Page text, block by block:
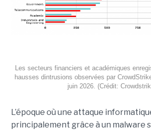
Les secteurs financiers et académiques
hausses dintrusions observées par
juin 2026. (Crédit:
L’époque où une attaque
principalement grâce à un malware